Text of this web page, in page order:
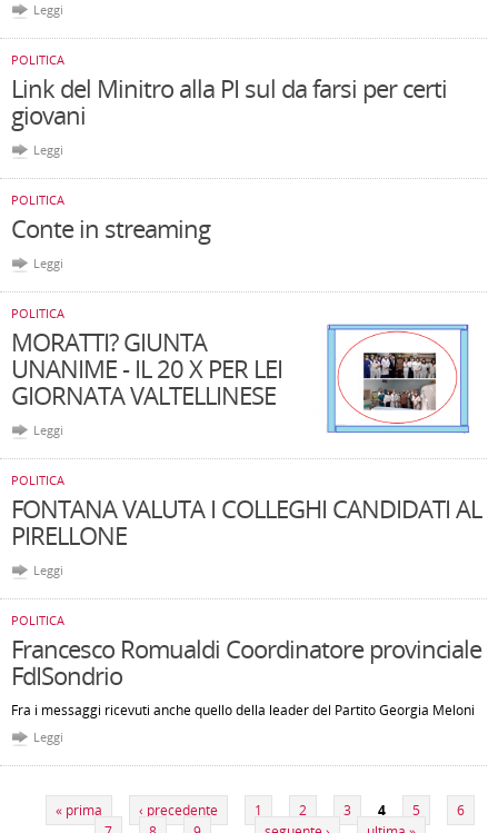
Leggi
POLITICA
Link del Minitro alla PI sul da farsi per certi
giovani
Leggi
POLITICA
Conte in streaming
Leggi
POLITICA
MORATTI? GIUNTA
UNANIME - IL 20 X PER LEI
GIORNATA VALTELLINESE
Leggi
POLITICA
FONTANA VALUTA I COLLEGHI CANDIDATI AL
PIRELLONE
Leggi
POLITICA
Francesco Romualdi Coordinatore provinciale
FdISondrio
Fra i messaggi ricevuti anche quello della leader del Partito Georgia Meloni
Leggi
« prima ‹ precedente 1 2 3 4 5
6